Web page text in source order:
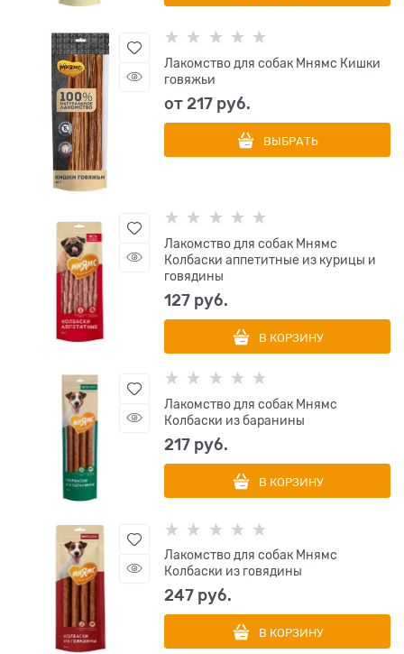
Лакомство для собак Мнямс Кишки
говяжьи
от217 руб.
ВЫБРАТЬ
Лакомство для собак Мнямс
Колбаски аппетитные из курицы и
говядины
127 руб.
В КОРЗИНУ
Лакомство для собак Мнямс
Колбаски из баранины
217 руб.
В КОРЗИНУ
Лакомство для собак Мнямс
Колбаски из говядины
247 руб.
В КОРЗИНУ